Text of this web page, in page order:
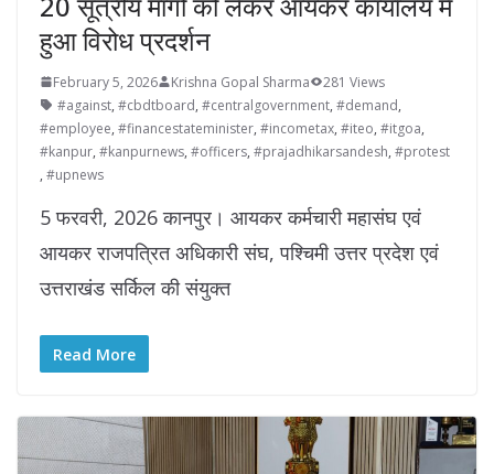
हुआ विरोध प्रदर्शन
February 5, 2026 Krishna Gopal Sharma
281 Views
#against, #cbdtboard, #centralgovernment, #demand,
#employee, #financestateminister, #incometax, #iteo, #itgoa,
#kanpur, #kanpurnews, #officers, #prajadhikarsandesh, #protest
, #upnews
5 फरवरी, 2026 कानपुर। आयकर कर्मचारी महासंघ एवं
आयकर राजपत्रित अधिकारी संघ, पश्चिमी उत्तर प्रदेश एवं
उत्तराखंड सर्किल की संयुक्त
Read More